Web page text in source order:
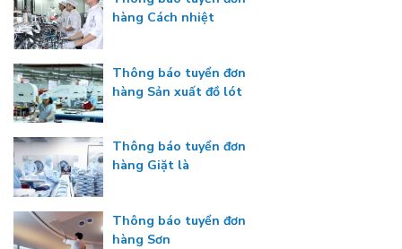
hàng Cách nhiệt
Thông báo tuyển đơn
hàng Sản xuất đồ lót
Thông báo tuyển đơn
hàng Giặt là
Thông báo tuyển đơn
hàng Sơn